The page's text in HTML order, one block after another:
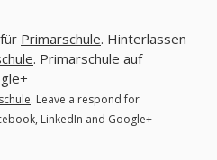
Primarschule. Hinterlassen
. Primarschule auf
. Leave a respond for
LinkedIn and Google+